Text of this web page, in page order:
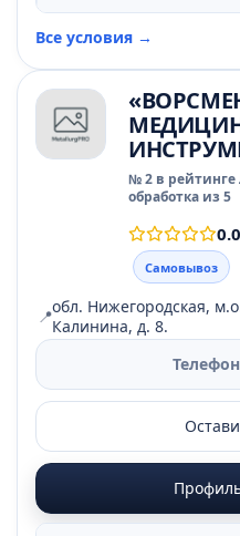
Все условия →
№ 2 в
обработка из 5
0.0
Самовывоз
📍обл. Нижегородская,
Калинина, д. 8.